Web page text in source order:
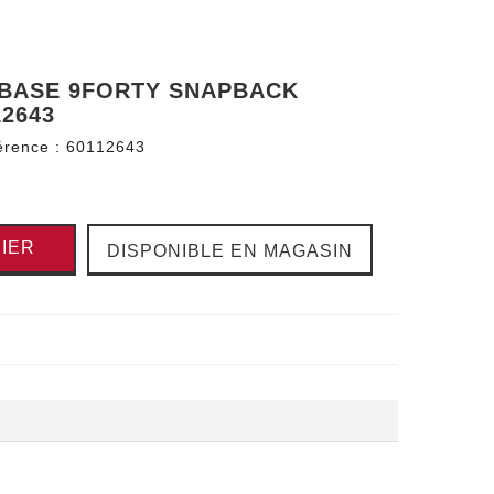
9FORTY SNAPBACK
: 60112643
DISPONIBLE EN MAGASIN